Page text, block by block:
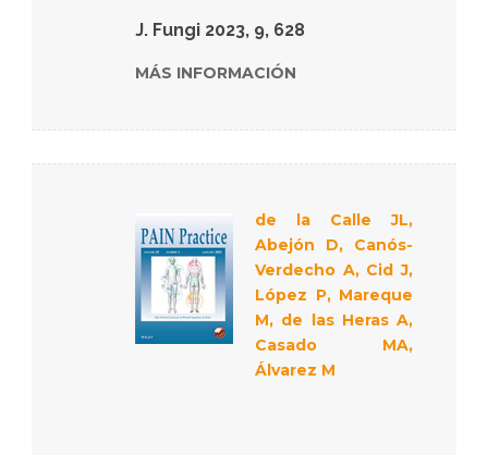
J. Fungi 2023, 9, 628
MÁS INFORMACIÓN
de la Calle JL,
Abejón D, Canós-
Verdecho A, Cid J,
López P, Mareque
M, de las Heras A,
Casado MA,
Álvarez M